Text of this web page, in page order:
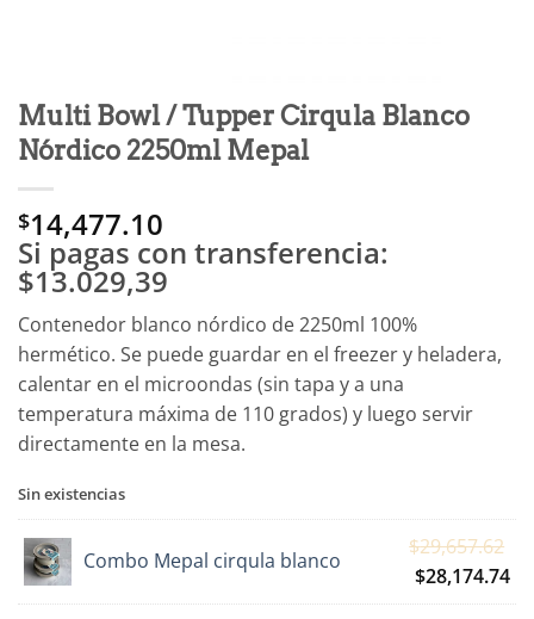
Multi Bowl / Tupper Cirqula Blanco
Nórdico 2250ml Mepal
$14,477.10
Si pagas con transferencia:
$13.029,39
Contenedor blanco nórdico de 2250ml 100%
hermético. Se puede guardar en el freezer y heladera,
calentar en el microondas (sin tapa y a una
temperatura máxima de 110 grados) y luego servir
directamente en la mesa.
Sin existencias
Combo Mepal cirqula blanco
$29,657.62
$28,174.74El